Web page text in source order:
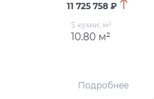
11 725 758 ₽
S кухни, м²
10.80 м²
Подробнее